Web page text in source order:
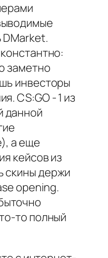
DMarket.
заметно
инвесторы
CS:GO - 1 из
данной
а еще
кейсов из
скины держи
opening.
то полный